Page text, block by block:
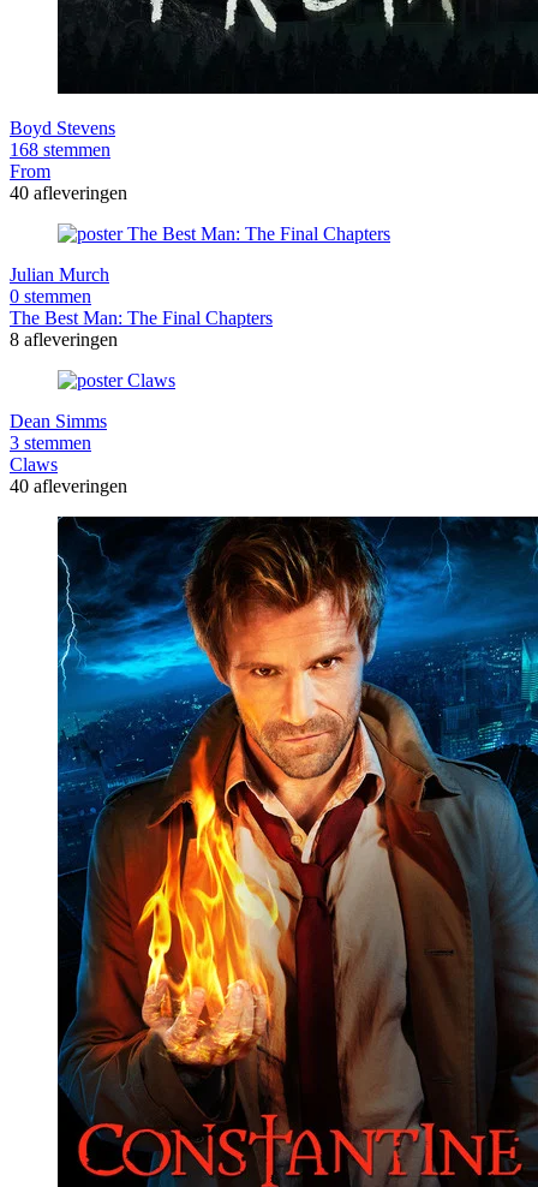
Boyd Stevens
168 stemmen
From
40 afleveringen
Julian Murch
0 stemmen
The Best Man: The Final Chapters
8 afleveringen
Dean Simms
3 stemmen
Claws
40 afleveringen